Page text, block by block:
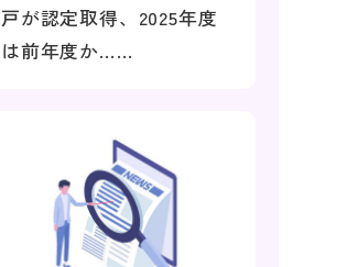
戸が認定取得、2025年度
は前年度か……